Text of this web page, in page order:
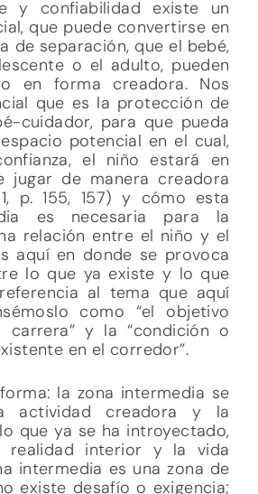
y confiabilidad existe un
que puede convertirse en
de separación, que el bebé,
o el adulto, pueden
en forma creadora. Nos
que es la protección de
cuidador, para que pueda
potencial en el cual,
el niño estará en
jugar de manera creadora
p. 155, 157) y cómo esta
es necesaria para la
relación entre el niño y el
aquí en donde se provoca
lo que ya existe y lo que
al tema que aquí
como “el objetivo
carrera” y la “condición o
en el corredor”.
la zona intermedia se
actividad creadora y la
que ya se ha introyectado,
realidad interior y la vida
intermedia es una zona de
existe desafío o exigencia;